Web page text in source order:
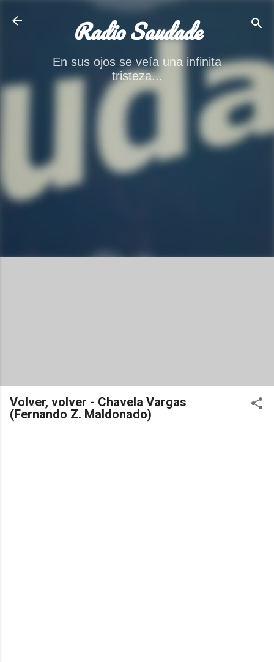
Radio Saudade
En sus ojos se veía una infinita
tristeza...
Volver, volver - Chavela Vargas
(Fernando Z. Maldonado)